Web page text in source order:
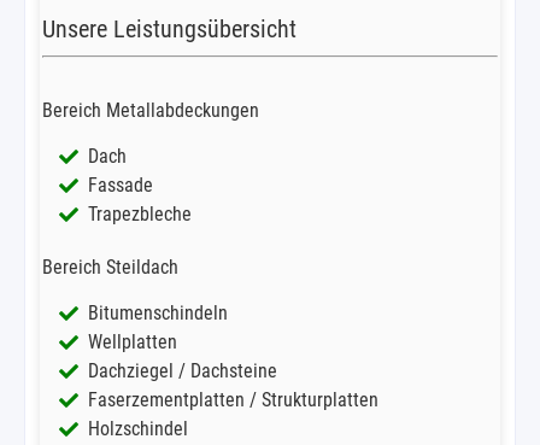
Unsere Leistungsübersicht
Bereich Metallabdeckungen
Dach
Fassade
Trapezbleche
Bereich Steildach
Bitumenschindeln
Wellplatten
Dachziegel / Dachsteine
Faserzementplatten / Strukturplatten
Holzschindel